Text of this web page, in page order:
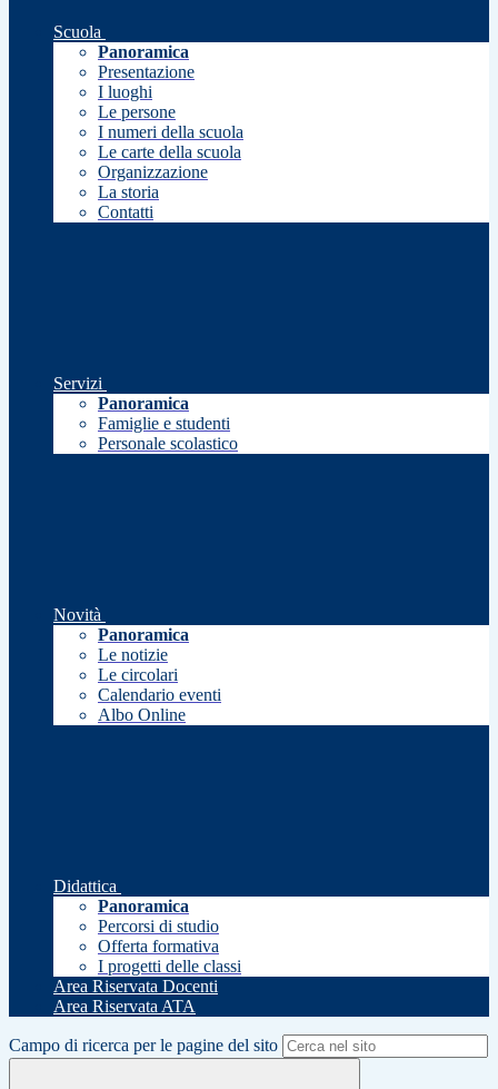
Scuola
Panoramica
Presentazione
I luoghi
Le persone
I numeri della scuola
Le carte della scuola
Organizzazione
La storia
Contatti
Servizi
Panoramica
Famiglie e studenti
Personale scolastico
Novità
Panoramica
Le notizie
Le circolari
Calendario eventi
Albo Online
Didattica
Panoramica
Percorsi di studio
Offerta formativa
I progetti delle classi
Area Riservata Docenti
Area Riservata ATA
Campo di ricerca per le pagine del sito